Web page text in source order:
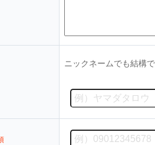
ニックネームでも結構で